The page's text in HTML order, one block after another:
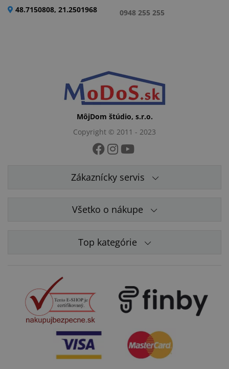
48.7150808, 21.2501968
0948 255 255
MôjDom štúdio, s.r.o.
Copyright © 2011 - 2023
Zákaznícky servis
Všetko o nákupe
Top kategórie